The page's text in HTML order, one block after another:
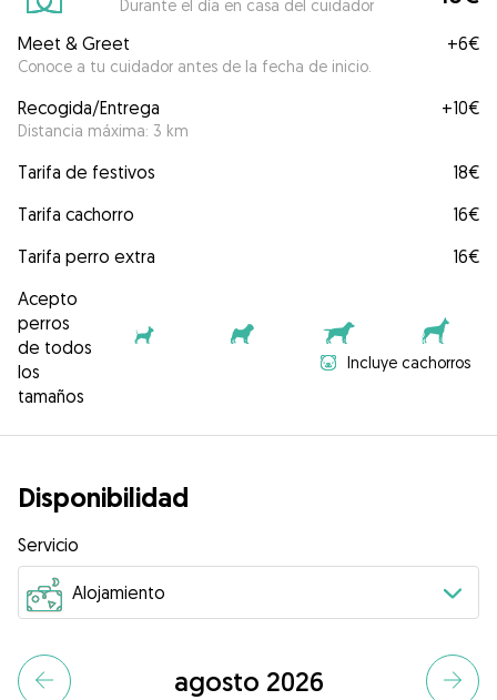
Durante el día en casa del cuidador
Meet & Greet
Conoce a tu cuidador antes de la fecha de inicio.
+6€
Recogida/Entrega
Distancia máxima: 3 km
+10€
Tarifa de festivos
18€
Tarifa cachorro
16€
Tarifa perro extra
16€
Acepto
perros
de todos
los
tamaños
Incluye cachorros
Disponibilidad
Servicio
agosto 2026